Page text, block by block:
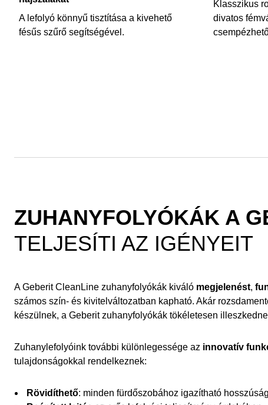
A lefolyó könnyű tisztítása a kivehető
fésűs szűrő segítségével.
Klasszikus
divatos
ZUHANYFOLYÓKÁK A
TELJESÍTI AZ IGÉNYEIT
A Geberit CleanLine zuhanyfolyókák kiváló megjelenést,
számos szín- és kivitelváltozatban kapható. Akár
készülnek, a Geberit zuhanyfolyókák tökéletesen
Zuhanylefolyóink további különlegessége az innovatív
tulajdonságokkal rendelkeznek:
Rövidíthető: minden fürdőszobához igazítható hosszúság